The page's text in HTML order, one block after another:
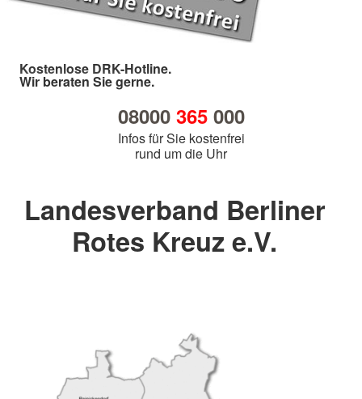
Kostenlose DRK-Hotline.
Wir beraten Sie gerne.
08000 365000
Infos für Sie kostenfrei
rund um die Uhr
Landesverband Berliner
Rotes Kreuz e.V.